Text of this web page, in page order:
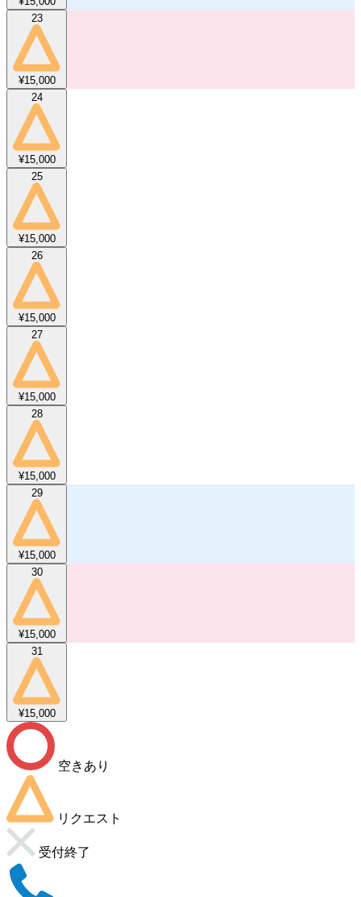
23
¥15,000
24
¥15,000
25
¥15,000
26
¥15,000
27
¥15,000
28
¥15,000
29
¥15,000
30
¥15,000
31
¥15,000
空きあり
リクエスト
受付終了